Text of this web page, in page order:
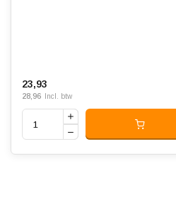
23,93
28,96 Incl. btw